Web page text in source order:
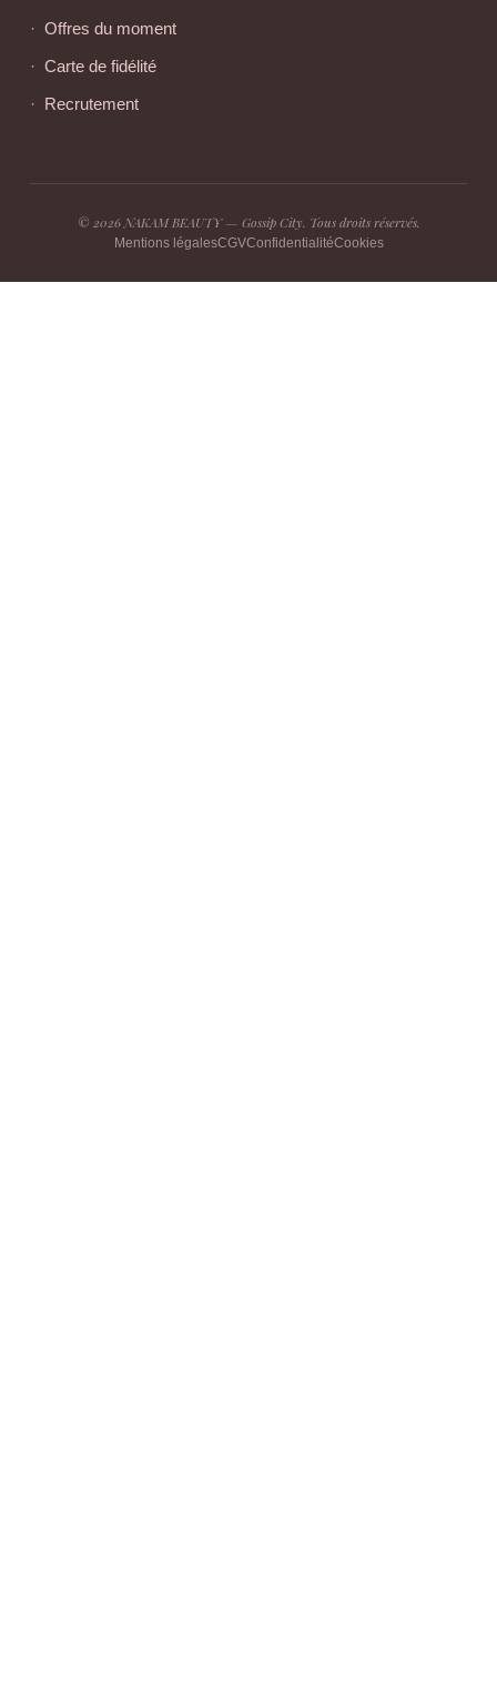
Offres du moment
Carte de fidélité
Recrutement
© 2026 NAKAM BEAUTY — Gossip City. Tous droits réservés.
Mentions légalesCGVConfidentialitéCookies